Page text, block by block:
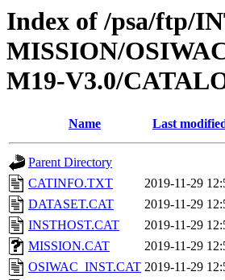
Index of /psa/ftp/
MISSION/
M19-V3.0/
Name Last
Parent Directory
CATINFO.TXT
2019-11-29
DATASET.CAT
2019-11-29
INSTHOST.CAT
2019-11-29
MISSION.CAT
2019-11-29
OSIWAC_INST.CAT 2019-11-29